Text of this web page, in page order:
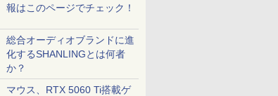
報はこのページでチェック！
総合オーディオブランドに進
化するSHANLINGとは何者
か？
マウス、RTX 5060 Ti搭載ゲ